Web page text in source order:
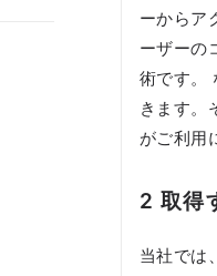
ーからア
ーザーの
術です。
きます。
がご利用
2 取得
当社では